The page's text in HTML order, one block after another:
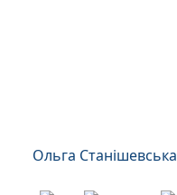
Ольга Станішевська